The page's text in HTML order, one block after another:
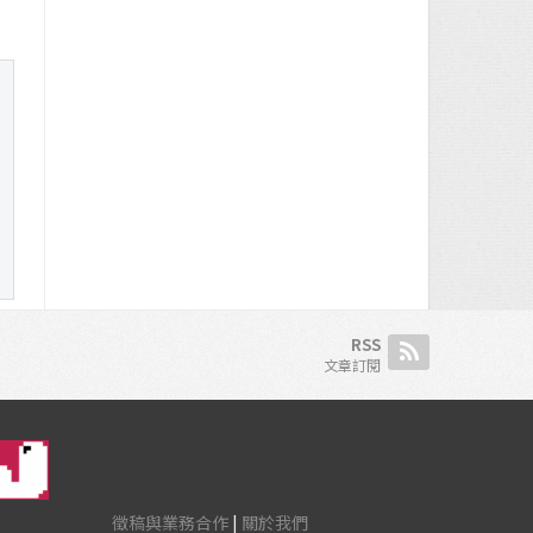
RSS
文章訂閱
徵稿與業務合作| 關於我們